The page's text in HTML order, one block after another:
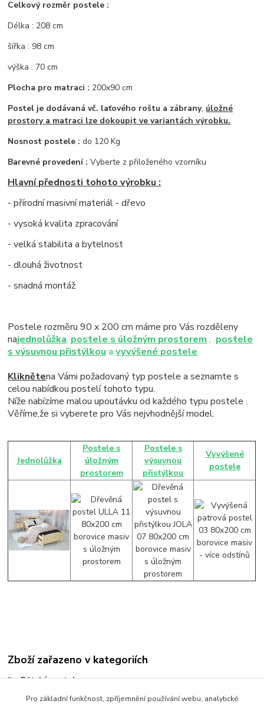
Celkový rozměr postele :
Délka : 208 cm
šířka : 98 cm
výška : 70 cm
Plocha pro matraci : 200x90 cm
Postel je dodávaná vč. laťového roštu a zábrany, úložné
prostory a matraci lze dokoupit ve variantách výrobku.
Nosnost postele : do 120 Kg
Barevné provedení :Vyberte z přiloženého vzorníku
Hlavní přednosti tohoto výrobku :
- přírodní masivní materiál - dřevo
- vysoká kvalita zpracování
- velká stabilita a bytelnost
- dlouhá životnost
- snadná montáž
Postele rozměru 90 x 200 cm máme pro Vás rozděleny
najednolůžka, postele s úložným prostorem , postele
s výsuvnou přistýlkou avyvýšené postele.
Kliknětena Vámi požadovaný typ postele a seznamte s
celou nabídkou postelí tohoto typu.
Níže nabízíme malou upoutávku od každého typu postele .
Věříme,že si vyberete pro Vás nejvhodnější model.
Jednolůžka
Postele s
úložným
prostorem
Postele s
výsuvnou
přistýlkou
Vyvýšené
postele
Zboží zařazeno v kategoriích
Dětské postele
Postele 90 x 200 cm
Pro základní funkčnost, zpříjemnění používání webu, analytické